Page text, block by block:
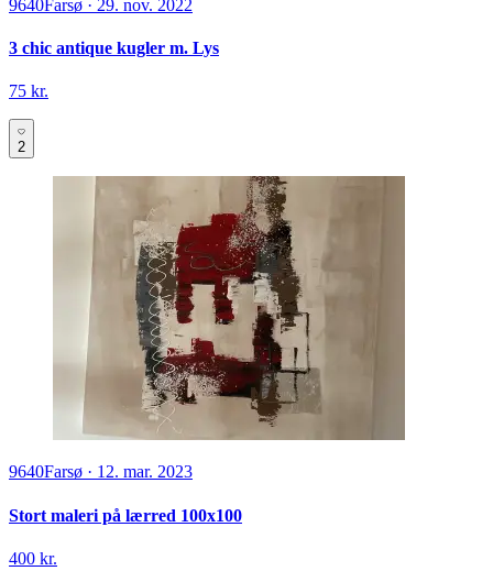
9640Farsø · 29. nov. 2022
3 chic antique kugler m. Lys
75 kr.
2
9640Farsø · 12. mar. 2023
Stort maleri på lærred 100x100
400 kr.